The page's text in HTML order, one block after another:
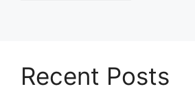
Recent Posts